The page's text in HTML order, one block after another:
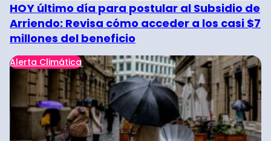
HOY último día para postular al Subsidio de
Arriendo: Revisa cómo acceder a los casi $7
millones del beneficio
Alerta Climática